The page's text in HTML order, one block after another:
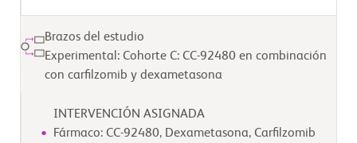
        Criterios de exclusión:
Waldenstrom, Síndrome de POEMS (polineuropatía,
cambios en la piel) o amiloidosis
Brazos del estudio
Experimental: Cohorte C: CC-92480 en combinación
con carfilzomib y dexametasona
INTERVENCIÓN ASIGNADA
Fármaco: CC-92480, Dexametasona, Carfilzomib